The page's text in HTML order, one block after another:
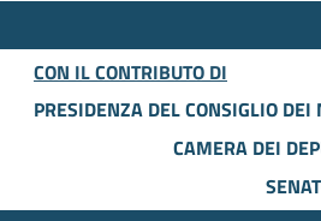
CON IL CONTRIBUTO DI
PRESIDENZA DEL CONSIGLIO
CAMERA DEI